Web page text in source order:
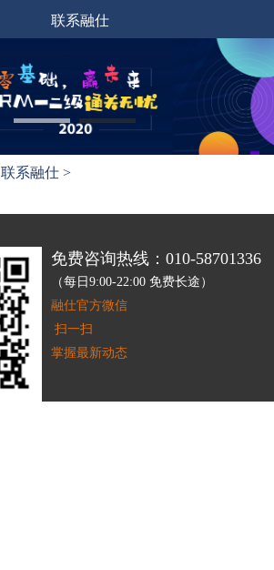
联系融仕
联系融仕>
免费咨询热线：010-58701336
（每日9:00-22:00 免费长途）
融仕官方微信
扫一扫
掌握最新动态